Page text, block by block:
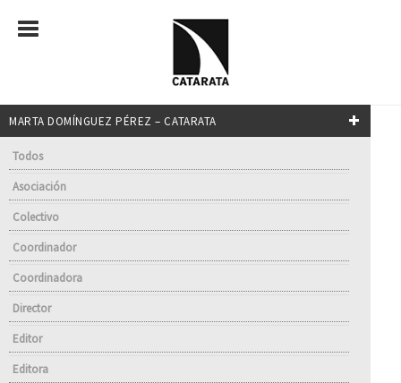
MARTA DOMÍNGUEZ PÉREZ – CATARATA
Todos
Asociación
Colectivo
Coordinador
Coordinadora
Director
Editor
Editora